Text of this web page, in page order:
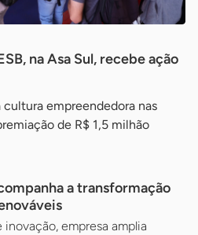
na Asa Sul, recebe ação
empreendedora nas
de R$ 1,5 milhão
a transformação
empresa amplia